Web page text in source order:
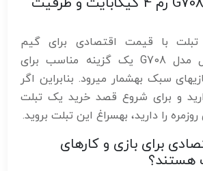
تبلت با قیمت اقتصادی برای گیم
هستید، تبلت اتل مدل G708 یک گزینه مناسب برای
سبک بهشمار میرود. بنابراین اگر
و برای شروع قصد خرید یک تبلت
را دارید، بهسراغ این تبلت بروید.
برای بازی و کارهای
هستند؟